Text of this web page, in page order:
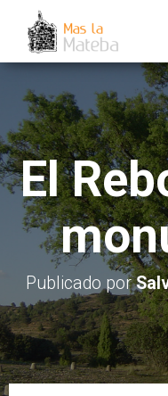
El
Publicado por